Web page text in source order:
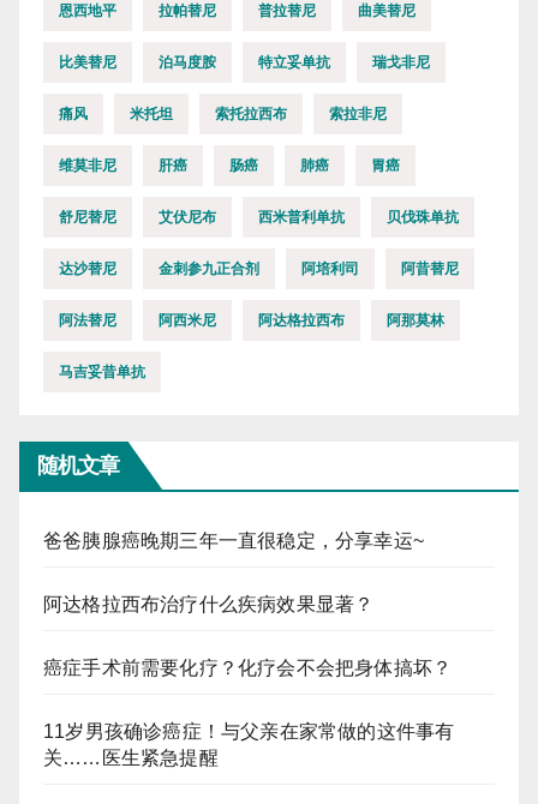
恩西地平 拉帕替尼 普拉替尼 曲美替尼
比美替尼 泊马度胺 特立妥单抗 瑞戈非尼
痛风 米托坦 索托拉西布 索拉非尼
维莫非尼 肝癌 肠癌 肺癌 胃癌
舒尼替尼 艾伏尼布 西米普利单抗 贝伐珠单抗
达沙替尼 金刺参九正合剂 阿培利司 阿昔替尼
阿法替尼 阿西米尼 阿达格拉西布 阿那莫林
马吉妥昔单抗
随机文章
爸爸胰腺癌晚期三年一直很稳定，分享幸运~
阿达格拉西布治疗什么疾病效果显著？
癌症手术前需要化疗？化疗会不会把身体搞坏？
11岁男孩确诊癌症！与父亲在家常做的这件事有
关……医生紧急提醒